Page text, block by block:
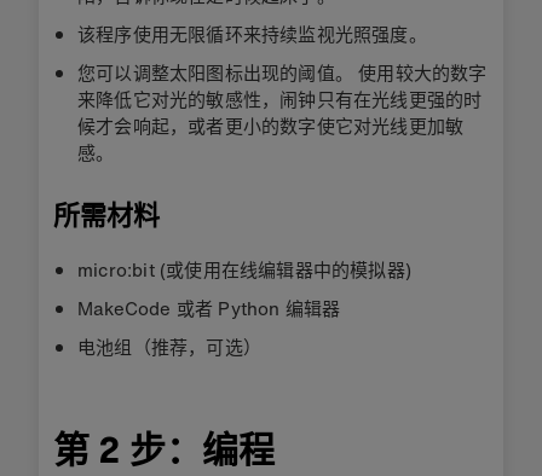
该程序使用无限循环来持续监视光照强度。
您可以调整太阳图标出现的阈值。 使用较大的数字
来降低它对光的敏感性，闹钟只有在光线更强的时
候才会响起，或者更小的数字使它对光线更加敏
感。
所需材料
micro:bit (或使用在线编辑器中的模拟器)
MakeCode 或者 Python 编辑器
电池组（推荐，可选）
第 2 步：编程